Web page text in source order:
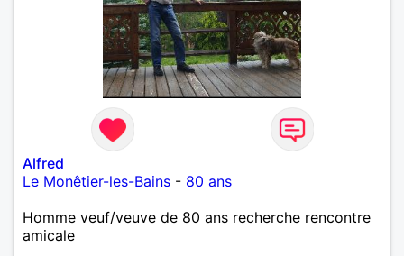
Alfred
Le Monêtier-les-Bains - 80 ans
Homme veuf/veuve de 80 ans recherche rencontre
amicale